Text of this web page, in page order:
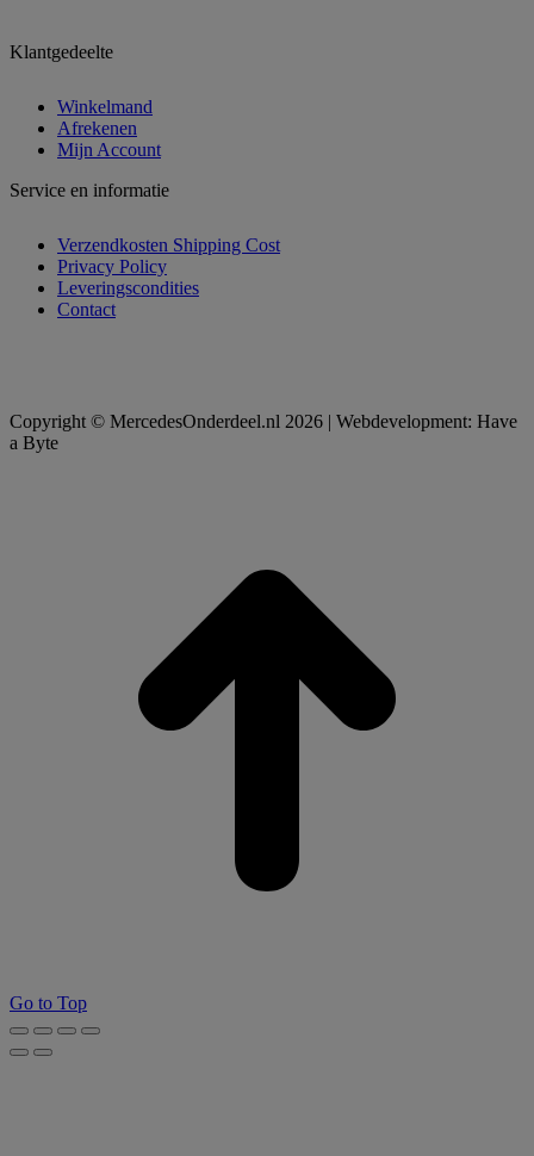
Klantgedeelte
Winkelmand
Afrekenen
Mijn Account
Service en informatie
Verzendkosten Shipping Cost
Privacy Policy
Leveringscondities
Contact
Copyright © MercedesOnderdeel.nl 2026 | Webdevelopment: Have
a Byte
Go to Top